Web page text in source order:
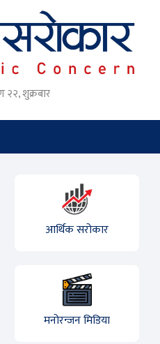
२२, शुक्रबार
आर्थिक सरोकार
मनोरन्जन मिडिया